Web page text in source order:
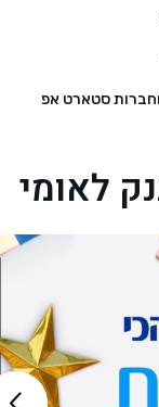
סטארט אפ
לאומי